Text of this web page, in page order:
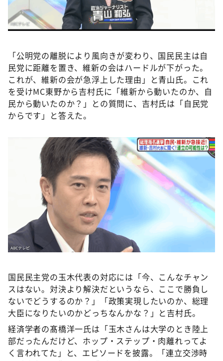
「公明党の離脱により風向きが変わり、国民民主は自
民党に距離を置き、維新の会はハードルが下がった。
これが、維新の会が急浮上した理由」と青山氏。これ
を受けMC東野から吉村氏に「維新から動いたのか、自
民から動いたのか？」との質問に、吉村氏は「自民党
からです」と答えた。
国民民主党の玉木代表の対応には「今、こんなチャン
スはない。対決より解決だというなら、ここで勝負し
ないでどうするのか？」「政策実現したいのか、総理
大臣になりたいのかどっちなんかな？」と吉村氏。
経済学者の髙橋洋一氏は「玉木さんは大学のとき陸上
部だったんだけど、ホップ・ステップ・肉離れってよ
く言われてた」と、エピソードを披露。「連立交渉時